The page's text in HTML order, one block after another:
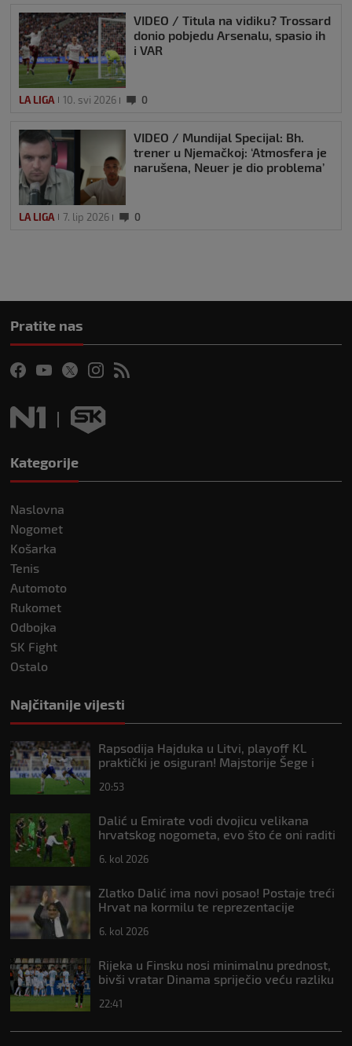
VIDEO / Titula na vidiku? Trossard
donio pobjedu Arsenalu, spasio ih
i VAR
LA LIGA 10. svi 2026 0
VIDEO / Mundijal Specijal: Bh.
trener u Njemačkoj: ‘Atmosfera je
narušena, Neuer je dio problema’
LA LIGA 7. lip 2026 0
Pratite nas
Kategorije
Naslovna
Nogomet
Košarka
Tenis
Automoto
Rukomet
Odbojka
SK Fight
Ostalo
Najčitanije vijesti
Rapsodija Hajduka u Litvi, playoff KL
praktički je osiguran! Majstorije Šege i
20:53
Dalić u Emirate vodi dvojicu velikana
hrvatskog nogometa, evo što će oni raditi
6. kol 2026
Zlatko Dalić ima novi posao! Postaje treći
Hrvat na kormilu te reprezentacije
6. kol 2026
Rijeka u Finsku nosi minimalnu prednost,
bivši vratar Dinama spriječio veću razliku
22:41